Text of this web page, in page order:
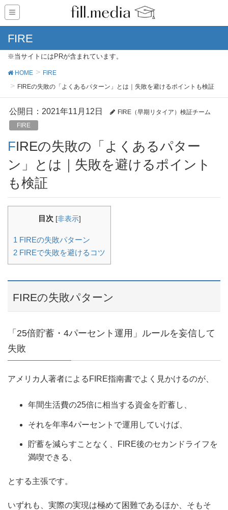
FIRE
※当サイトにはPRが含まれています。
HOME
FIRE
FIREの失敗の「よくあるパターン」とは｜失敗を避けるポイントも検証
公開日： 2021年11月12日
FIRE（早期リタイア）検証チーム
FIRE
FIREの失敗の「よくあるパター
ン」とは｜失敗を避けるポイント
も検証
目次 [非表示]
1 FIREの失敗パターン
2 FIREで失敗を避けるコツ
FIREの失敗パターン
「25倍貯蓄・4パーセント運用」ルールを妄信して
失敗
アメリカ人著者によるFIRE指南書でよく見かけるのが、
年間生活費の25倍に相当する資金を貯蓄し、
それを年率4パーセントで運用していけば、
貯蓄を減らすことなく、FIRE後のセカンドライフを
満喫できる、
とする主張です。
いずれも、実際の実現は極めて困難であるほか、そもそ